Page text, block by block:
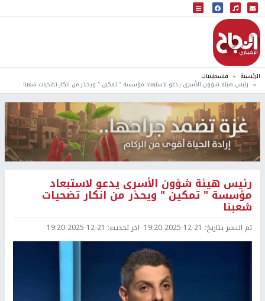
البث المباشر
إذاعة النجاح
الرئيسية فلسطينيات
رئيس هيئة شؤون الأسرى يدعو لاستبعاد مؤسسة " تمكين " ويحذر من انكار تضحيات شعبنا
رئيس هيئة شؤون الأسرى يدعو لاستبعاد
مؤسسة " تمكين " ويحذر من انكار تضحيات
شعبنا
تم النشر بتاريخ: 2025-12-21 19:20 اخر تحديث: 2025-12-21 19:20